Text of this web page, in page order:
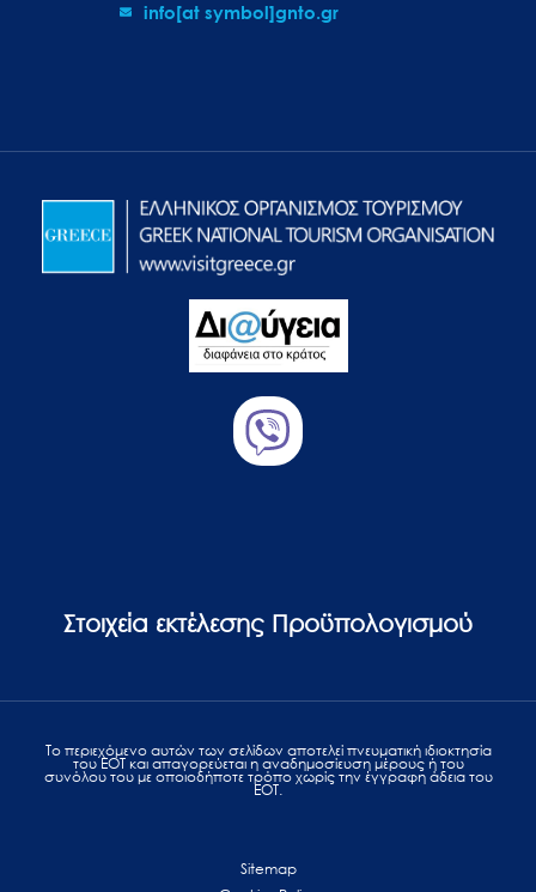
info[at symbol]gnto.gr
Στοιχεία εκτέλεσης Προϋπολογισμού
Το περιεχόμενο αυτών των σελίδων αποτελεί πvευματική ιδιοκτησία
του ΕΟΤ και απαγορεύεται η αναδημοσίευση μέρους ή του
συνόλου του με οποιοδήποτε τρόπο χωρίς την έγγραφη άδεια του
ΕΟΤ.
Sitemap